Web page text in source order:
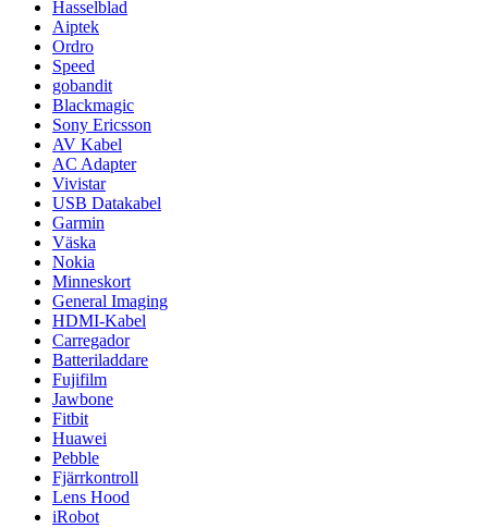
Hasselblad
Aiptek
Ordro
Speed
gobandit
Blackmagic
Sony Ericsson
AV Kabel
AC Adapter
Vivistar
USB Datakabel
Garmin
Väska
Nokia
Minneskort
General Imaging
HDMI-Kabel
Carregador
Batteriladdare
Fujifilm
Jawbone
Fitbit
Huawei
Pebble
Fjärrkontroll
Lens Hood
iRobot